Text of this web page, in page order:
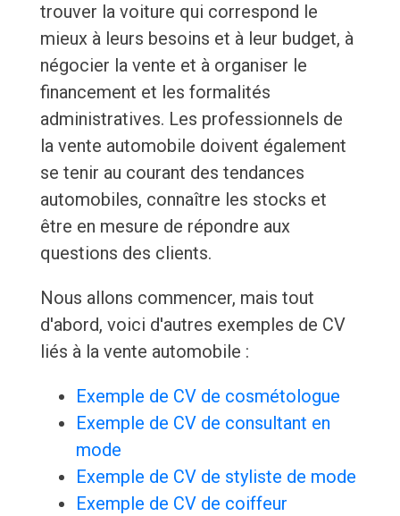
trouver la voiture qui correspond le
mieux à leurs besoins et à leur budget, à
négocier la vente et à organiser le
financement et les formalités
administratives. Les professionnels de
la vente automobile doivent également
se tenir au courant des tendances
automobiles, connaître les stocks et
être en mesure de répondre aux
questions des clients.
Nous allons commencer, mais tout
d'abord, voici d'autres exemples de CV
liés à la vente automobile :
Exemple de CV de cosmétologue
Exemple de CV de consultant en
mode
Exemple de CV de styliste de mode
Exemple de CV de coiffeur